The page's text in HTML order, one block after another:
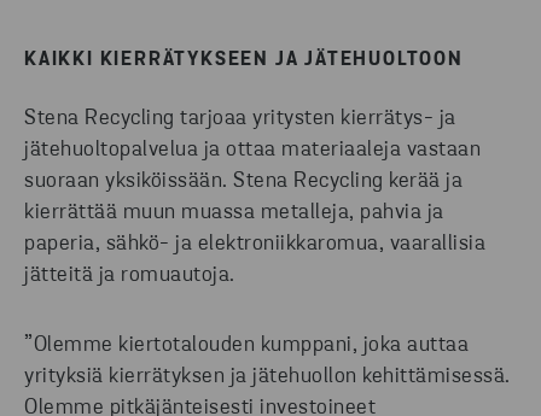
KAIKKI KIERRÄTYKSEEN JA JÄTEHUOLTOON
Stena Recycling tarjoaa yritysten kierrätys- ja
jätehuoltopalvelua ja ottaa materiaaleja vastaan
suoraan yksiköissään. Stena Recycling kerää ja
kierrättää muun muassa metalleja, pahvia ja
paperia, sähkö- ja elektroniikkaromua, vaarallisia
jätteitä ja romuautoja.
”Olemme kiertotalouden kumppani, joka auttaa
yrityksiä kierrätyksen ja jätehuollon kehittämisessä.
Olemme pitkäjänteisesti investoineet